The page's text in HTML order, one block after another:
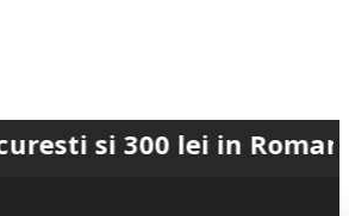
300 lei in Romania •